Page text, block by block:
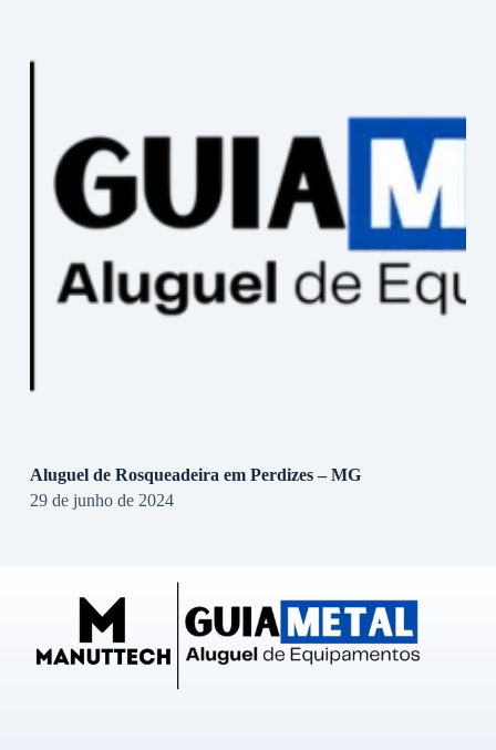
Aluguel de Rosqueadeira em Perdizes – MG
29 de junho de 2024